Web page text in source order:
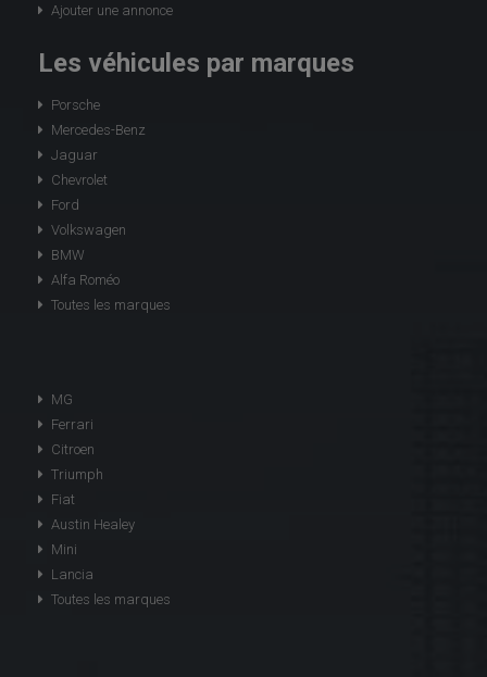
Ajouter une annonce
Les véhicules par marques
Porsche
Mercedes-Benz
Jaguar
Chevrolet
Ford
Volkswagen
BMW
Alfa Roméo
Toutes les marques
MG
Ferrari
Citroen
Triumph
Fiat
Austin Healey
Mini
Lancia
Toutes les marques